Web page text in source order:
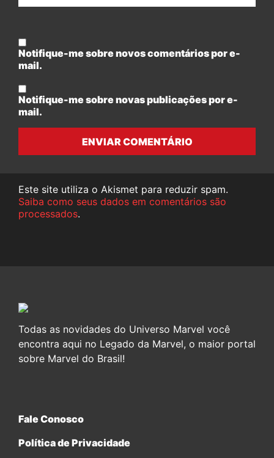
Notifique-me sobre novos comentários por e-
mail.
Notifique-me sobre novas publicações por e-
mail.
ENVIAR COMENTÁRIO
Este site utiliza o Akismet para reduzir spam.
Saiba como seus dados em comentários são
processados.
Todas as novidades do Universo Marvel você
encontra aqui no Legado da Marvel, o maior portal
sobre Marvel do Brasil!
Fale Conosco
Política de Privacidade